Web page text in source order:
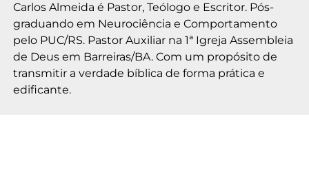
Carlos Almeida é Pastor, Teólogo e Escritor. Pós-
graduando em Neurociência e Comportamento
pelo PUC/RS. Pastor Auxiliar na 1ª Igreja Assembleia
de Deus em Barreiras/BA. Com um propósito de
transmitir a verdade bíblica de forma prática e
edificante.